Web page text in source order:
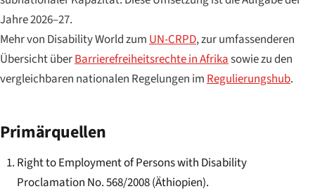
Jahre 2026–27.
Mehr von Disability World zumUN-CRPD, zur umfassenderen
Übersicht überBarrierefreiheitsrechte in Afrikasowie zu den
vergleichbaren nationalen Regelungen imRegulierungshub.
Primärquellen
Right to Employment of Persons with Disability
Proclamation No. 568/2008 (Äthiopien).